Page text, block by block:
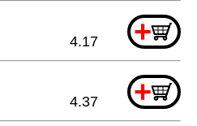
+
4.17
+
4.37